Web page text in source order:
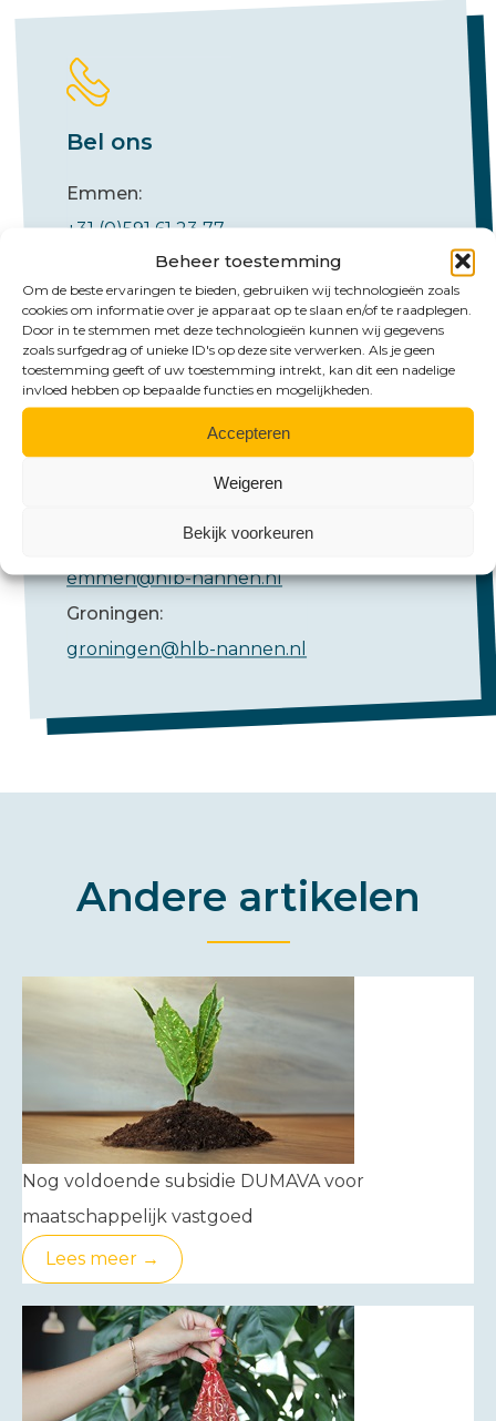
Beheer toestemming
Om de beste ervaringen te bieden, gebruiken wij technologieën zoals
cookies om informatie over je apparaat op te slaan en/of te raadplegen.
Door in te stemmen met deze technologieën kunnen wij gegevens
zoals surfgedrag of unieke ID's op deze site verwerken. Als je geen
toestemming geeft of uw toestemming intrekt, kan dit een nadelige
invloed hebben op bepaalde functies en mogelijkheden.
Accepteren
Weigeren
Bekijk voorkeuren
Bel ons
Emmen:
+31 (0)591 61 23 77
Groningen:
+31 (0)50 526 65 33
emmen@hlb-nannen.nl
Groningen:
groningen@hlb-nannen.nl
Andere artikelen
Nog voldoende subsidie DUMAVA voor
maatschappelijk vastgoed
Lees meer →